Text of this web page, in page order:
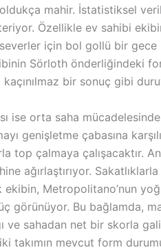
mahir. İstatistiksel
Özellikle ev sahibi
için bol gollü bir
Sörloth önderliğindeki
bir sonuç gibi
ise orta saha
genişletme çabasına
top çalmaya çalışacaktır.
ağırlaştırıyor.
ekibin, Metropolitano’nun
görünüyor. Bu bağlamda,
ve sahadan net bir skorla
takımın mevcut form